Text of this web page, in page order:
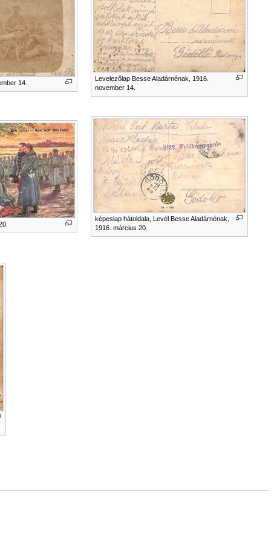
14.
Levelezőlap Besse Aladárnénak, 1916.
november 14.
képeslap hátoldala, Levél Besse Aladárnénak,
1916. március 20.